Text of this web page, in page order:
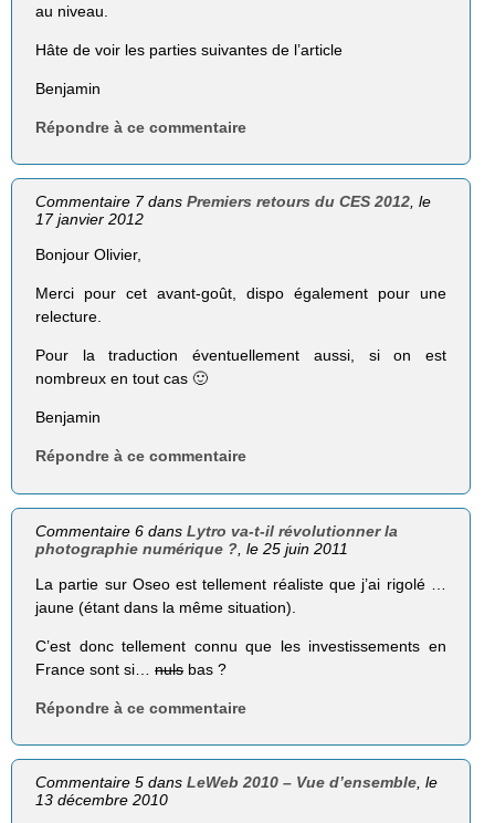
au niveau.
Hâte de voir les parties suivantes de l’article
Benjamin
Répondre à ce commentaire
Commentaire 7 dansPremiers retours du CES 2012 , le
17 janvier 2012
Bonjour Olivier,
Merci pour cet avant-goût, dispo également pour une
relecture.
Pour la traduction éventuellement aussi, si on est
nombreux en tout cas 🙂
Benjamin
Répondre à ce commentaire
Commentaire 6 dansLytro va-t-il révolutionner la
photographie numérique ? , le 25 juin 2011
La partie sur Oseo est tellement réaliste que j’ai rigolé …
jaune (étant dans la même situation).
C’est donc tellement connu que les investissements en
France sont si…nulsbas ?
Répondre à ce commentaire
Commentaire 5 dansLeWeb 2010 – Vue d’ensemble , le
13 décembre 2010